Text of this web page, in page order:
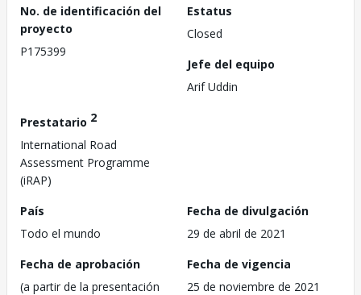
No. de identificación del
proyecto
P175399
Estatus
Closed
Jefe del equipo
Arif Uddin
Prestatario 2
International Road
Assessment Programme
(iRAP)
País
Todo el mundo
Fecha de divulgación
29 de abril de 2021
Fecha de aprobación
(a partir de la presentación
Fecha de vigencia
25 de noviembre de 2021